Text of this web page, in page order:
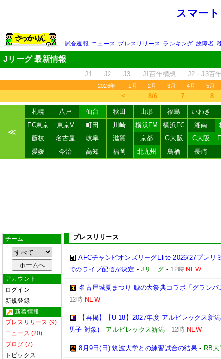
スマー
試合速報 ニュース プレスリリース ランキング 故障者
Jリーグ 最新情報
J1 J2 J3 J1百年構想 J2・J3百
2026年 1月 2月 3月 4月 5月
＜ 8/6 7 8
≪
札幌 八戸 仙台 秋田 山形 福島
いわき
FC東京
東京V 町田 川崎 横浜FM 横浜FC 湘南
藤枝
名古屋 岐阜 滋賀 京都 G大阪 C大阪
愛媛
今治 高知 福岡 北九州 鳥栖 長崎
チーム
アカウント
ログイン
新規登録
新着情報
プレスリリース (9)
ニュース (20)
ブログ (7)
トピックス
プレスリリース
AFCチャンピオンズリーグElite 2026/27プレリ
でのライブ配信が決定 -Jリーグ - 12時 NEW
名古屋城夏まつり 鯱の大祭典コラボ「グラン
12時 NEW
【再掲】【U-18】2027年度 アルビレックス新
男子 対象) - アルビレックス新潟- 12時 NEW
8月9日(日) 筑波大学との練習試合の結果- RB